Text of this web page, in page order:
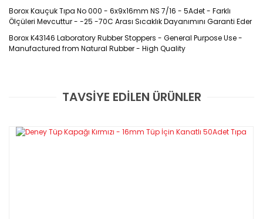
Borox Kauçuk Tıpa No 000 - 6x9x16mm NS 7/16 - 5Adet - Farklı
Ölçüleri Mevcuttur - -25 -70C Arası Sıcaklık Dayanımını Garanti Eder
Borox K43146 Laboratory Rubber Stoppers - General Purpose Use -
Manufactured from Natural Rubber - High Quality
Bu ürüne ilk yorumu siz yapın!
Yorum Yaz
DIN 12871 standardına uygun olarak üretilmiştir
Mükemmel kimyasal direnci ve - 25-70 °C arası sıcaklık
TAVSİYE EDİLEN ÜRÜNLER